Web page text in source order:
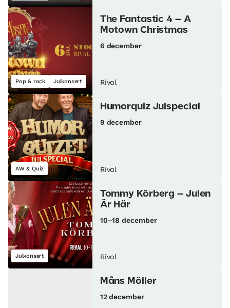
Pop & rock Julkonsert
The Fantastic 4 – A
Motown Christmas
6 december
Rival
AW & Quiz
Humorquiz Julspecial
9 december
Rival
Julkonsert
Tommy Körberg – Julen
Är Här
10–18 december
Rival
Måns Möller
12 december